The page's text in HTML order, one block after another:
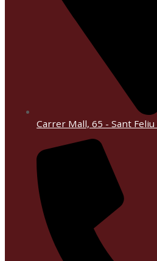
Carrer Mall, 65 - Sant Feliu